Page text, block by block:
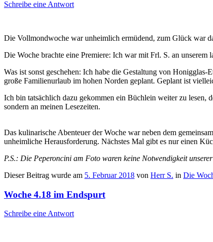
Schreibe eine Antwort
Die Vollmondwoche war unheimlich ermüdend, zum Glück war
Die Woche brachte eine Premiere: Ich war mit Frl. S. an
Was ist sonst geschehen: Ich habe die Gestaltung von
große Familienurlaub im hohen Norden geplant. Geplant ist
Ich bin tatsächlich dazu gekommen ein Büchlein weiter zu
sondern an meinen Lesezeiten.
Das kulinarische Abenteuer der Woche war neben dem
unheimliche Herausforderung. Nächstes Mal gibt es nur einen
P.S.: Die Peperoncini am Foto waren keine Notwendigkeit
Dieser Beitrag wurde am 5. Februar 2018 von Herr S. in Die
Woche 4.18 im Endspurt
Schreibe eine Antwort